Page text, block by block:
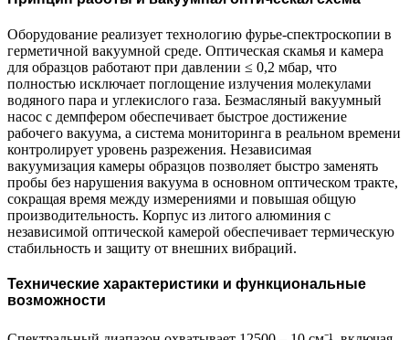
Оборудование реализует технологию фурье-спектроскопии в
герметичной вакуумной среде. Оптическая скамья и камера
для образцов работают при давлении ≤ 0,2 мбар, что
полностью исключает поглощение излучения молекулами
водяного пара и углекислого газа. Безмасляный вакуумный
насос с демпфером обеспечивает быстрое достижение
рабочего вакуума, а система мониторинга в реальном времени
контролирует уровень разрежения. Независимая
вакуумизация камеры образцов позволяет быстро заменять
пробы без нарушения вакуума в основном оптическом тракте,
сокращая время между измерениями и повышая общую
производительность. Корпус из литого алюминия с
независимой оптической камерой обеспечивает термическую
стабильность и защиту от внешних вибраций.
Технические характеристики и функциональные
возможности